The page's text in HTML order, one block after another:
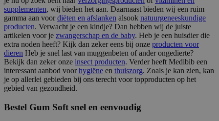
supplementen, wij bieden het aan. Daarnaast bieden wij een ruim
gamma aan voordiëten en afslanken alsook natuurgeneeskundige
producten. Verwacht je een kindje? Dan hebben wij de juiste
artikelen voor je zwangerschap en de baby. Heb je een huisdier die
extra noden heeft? Kijk dan zeker eens bij onze producten voor
dieren Heb je snel last van muggenbeten of ander ongedierte?
Bekijk dan zeker onze insect producten. Verder heeft Medibib een
interessant aanbod voorhygiëne en thuiszorg. Zoals je kan zien, kan
je op allerlei gebieden bij ons terecht voor topproducten op het
gebied van gezondheid.
Bestel Gum Soft snel en eenvoudig